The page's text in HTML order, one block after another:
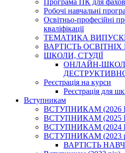
Програма ПК для
Робочі навчальні
Освітньо-професійні
кваліфікації
ТЕМАТИКА
ВАРТІСТЬ
ШКОЛИ, СТУДІЇ
ОНЛАЙН-
Реєстрація на курси
Реєстрація для
Вступникам
ВСТУПНИКАМ (2026
ВСТУПНИКАМ (2025
ВСТУПНИКАМ (2024
ВСТУПНИКАМ (2023
ВАРТІСТЬ